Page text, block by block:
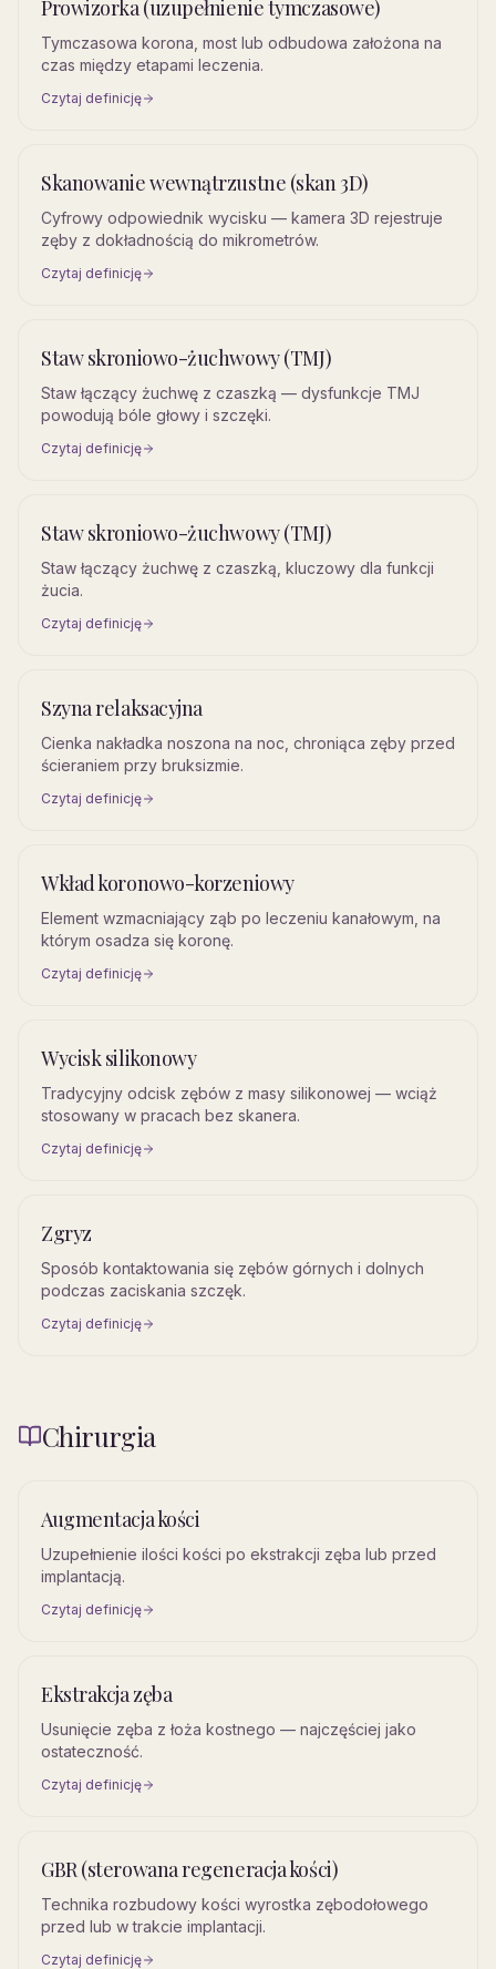
Prowizorka (uzupełnienie tymczasowe)
Tymczasowa korona, most lub odbudowa założona na
czas między etapami leczenia.
Czytaj definicję
Skanowanie wewnątrzustne (skan 3D)
Cyfrowy odpowiednik wycisku — kamera 3D rejestruje
zęby z dokładnością do mikrometrów.
Czytaj definicję
Staw skroniowo-żuchwowy (TMJ)
Staw łączący żuchwę z czaszką — dysfunkcje TMJ
powodują bóle głowy i szczęki.
Czytaj definicję
Staw skroniowo-żuchwowy (TMJ)
Staw łączący żuchwę z czaszką, kluczowy dla funkcji
żucia.
Czytaj definicję
Szyna relaksacyjna
Cienka nakładka noszona na noc, chroniąca zęby przed
ścieraniem przy bruksizmie.
Czytaj definicję
Wkład koronowo-korzeniowy
Element wzmacniający ząb po leczeniu kanałowym, na
którym osadza się koronę.
Czytaj definicję
Wycisk silikonowy
Tradycyjny odcisk zębów z masy silikonowej — wciąż
stosowany w pracach bez skanera.
Czytaj definicję
Zgryz
Sposób kontaktowania się zębów górnych i dolnych
podczas zaciskania szczęk.
Czytaj definicję
Chirurgia
Augmentacja kości
Uzupełnienie ilości kości po ekstrakcji zęba lub przed
implantacją.
Czytaj definicję
Ekstrakcja zęba
Usunięcie zęba z łoża kostnego — najczęściej jako
ostateczność.
Czytaj definicję
GBR (sterowana regeneracja kości)
Technika rozbudowy kości wyrostka zębodołowego
przed lub w trakcie implantacji.
Czytaj definicję